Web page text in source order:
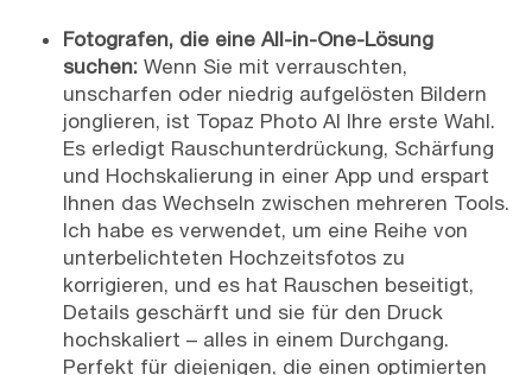
Fotografen, die eine All-in-One-Lösung
suchen:Wenn Sie mit verrauschten,
unscharfen oder niedrig aufgelösten Bildern
jonglieren, ist Topaz Photo AI Ihre erste Wahl.
Es erledigt Rauschunterdrückung, Schärfung
und Hochskalierung in einer App und erspart
Ihnen das Wechseln zwischen mehreren Tools.
Ich habe es verwendet, um eine Reihe von
unterbelichteten Hochzeitsfotos zu
korrigieren, und es hat Rauschen beseitigt,
Details geschärft und sie für den Druck
hochskaliert – alles in einem Durchgang.
Perfekt für diejenigen, die einen optimierten